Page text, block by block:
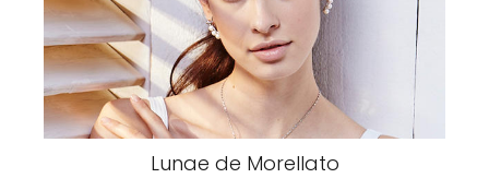
Lunae de Morellato